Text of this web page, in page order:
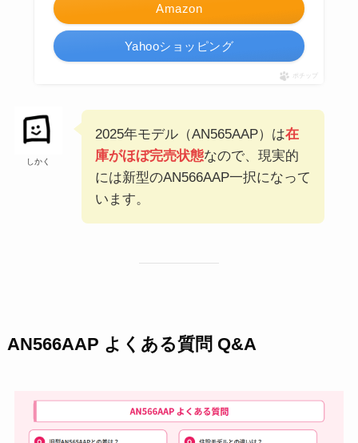
Amazon
Yahooショッピング
ポチップ
しかく
2025年モデル（AN565AAP）は在
庫がほぼ完売状態なので、現実的
には新型のAN566AAP一択になって
います。
AN566AAP よくある質問 Q&A